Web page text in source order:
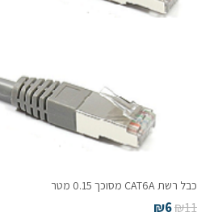
כבל רשת CAT6A מסוכך 0.15 מטר
₪11
₪6